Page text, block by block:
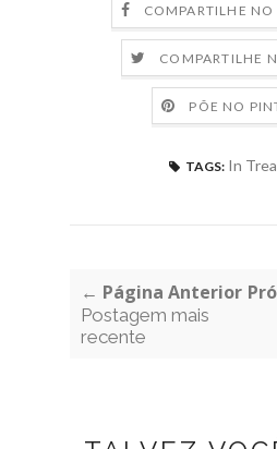
COMPARTILHE
COMPARTILHE
PÕE NO
TAGS: In
← Página Anterior
Postagem mais
recente